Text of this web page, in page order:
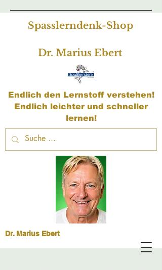
Spasslerndenk-Shop
Dr. Marius Ebert
Endlich den Lernstoff verstehen!
Endlich leichter und schneller
lernen!
Dr. Marius Ebert